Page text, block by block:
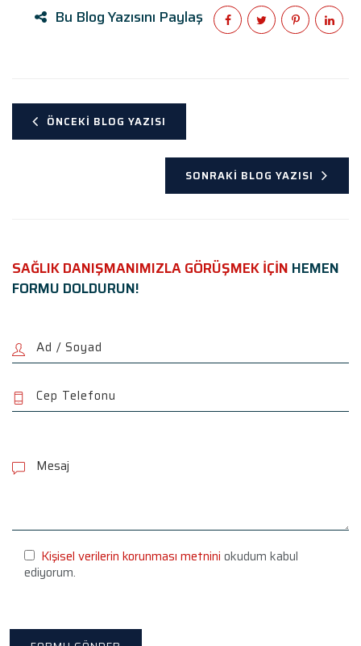
Bu Blog Yazısını Paylaş
ÖNCEKI BLOG YAZISI
SONRAKI BLOG YAZISI
SAĞLIK DANIŞMANIMIZLA GÖRÜŞMEK İÇİN HEMEN
FORMU DOLDURUN!
l
e
h
Kişisel verilerin korunması metnini okudum kabul
ediyorum.